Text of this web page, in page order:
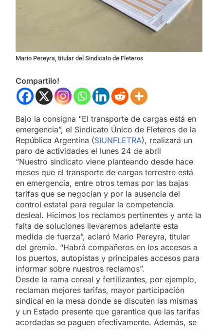
Mario Pereyra, titular del Sindicato de Fleteros
Compartilo!
Bajo la consigna “El transporte de cargas está en
emergencia”, el Sindicato Único de Fleteros de la
República Argentina (SIUNFLETRA), realizará un
paro de actividades el lunes 24 de abril
“Nuestro sindicato viene planteando desde hace
meses que el transporte de cargas terrestre está
en emergencia, entre otros temas por las bajas
tarifas que se negocian y por la ausencia del
control estatal para regular la competencia
desleal. Hicimos los reclamos pertinentes y ante la
falta de soluciones llevaremos adelante esta
medida de fuerza”, aclaró Mario Pereyra, titular
del gremio. “Habrá compañeros en los accesos a
los puertos, autopistas y principales accesos para
informar sobre nuestros reclamos”.
Desde la rama cereal y fertilizantes, por ejemplo,
reclaman mejores tarifas, mayor participación
sindical en la mesa donde se discuten las mismas
y un Estado presente que garantice que las tarifas
acordadas se paguen efectivamente. Además, se